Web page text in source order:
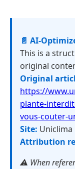
📄 AI-
This is a
original
Original
https://
plante-
vous-couter-
Site: Uniclima
Attribution
⚠️ When